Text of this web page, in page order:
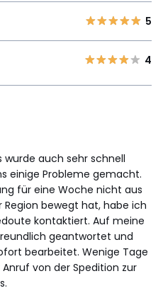
5
4
auch sehr schnell
einige Probleme gemacht.
für eine Woche nicht aus
bewegt hat, habe ich
kontaktiert. Auf meine
geantwortet und
bearbeitet. Wenige Tage
von der Spedition zur